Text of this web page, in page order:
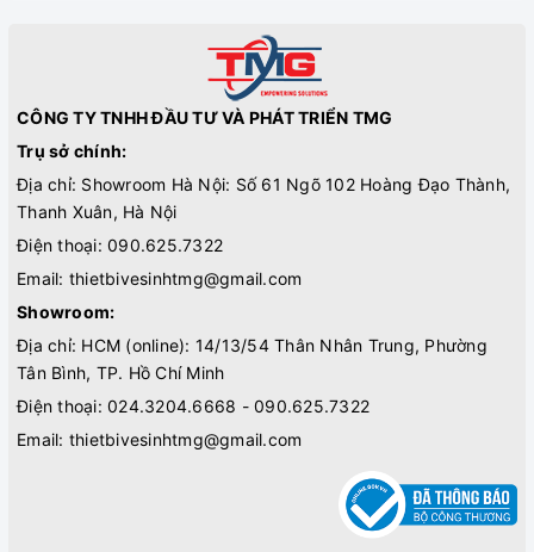
CÔNG TY TNHH ĐẦU TƯ VÀ PHÁT TRIỂN TMG
Trụ sở chính:
Địa chỉ: Showroom Hà Nội: Số 61 Ngõ 102 Hoàng Đạo Thành,
Thanh Xuân, Hà Nội
Điện thoại: 090.625.7322
Email: thietbivesinhtmg@gmail.com
Showroom:
Địa chỉ: HCM (online): 14/13/54 Thân Nhân Trung, Phường
Tân Bình, TP. Hồ Chí Minh
Điện thoại: 024.3204.6668 - 090.625.7322
Email: thietbivesinhtmg@gmail.com